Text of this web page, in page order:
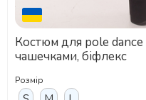
Костюм для pole dance
чашечками, біфлекс
Розмір